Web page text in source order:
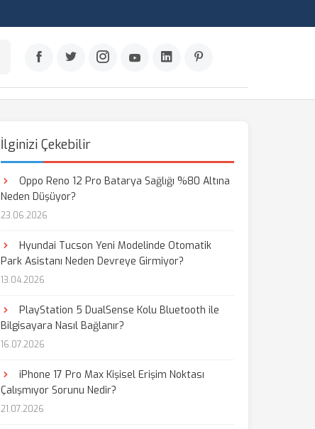
İlginizi Çekebilir
Oppo Reno 12 Pro Batarya Sağlığı %80 Altına
Neden Düşüyor?
23.06.2026
Hyundai Tucson Yeni Modelinde Otomatik
Park Asistanı Neden Devreye Girmiyor?
13.04.2026
PlayStation 5 DualSense Kolu Bluetooth ile
Bilgisayara Nasıl Bağlanır?
16.07.2026
iPhone 17 Pro Max Kişisel Erişim Noktası
Çalışmıyor Sorunu Nedir?
21.07.2026